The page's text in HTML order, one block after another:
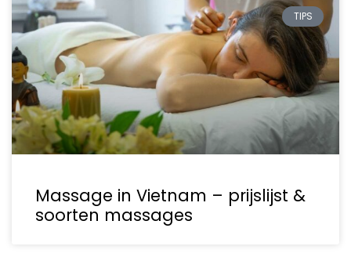
TIPS
Massage in Vietnam – prijslijst &
soorten massages